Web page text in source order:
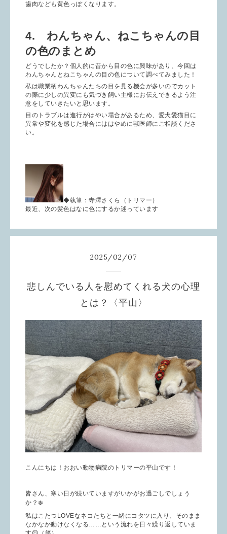
歯肉なども黄色っぽくなります。
4. わんちゃん、ねこちゃんの目
の色のまとめ
どうでしたか？個人的に昔から目の色に興味があり、今回は
わんちゃんとねこちゃんの目の色について調べてみました！
私は職業柄わんちゃんたちの目を見る機会が多いのでカット
の際に少しの異変にも気づき飼い主様にお伝えできるよう注
意をしていきたいと思います。
目のトラブルは進行がはやい場合があるため、愛犬愛猫目に
異常や変化を感じた場合にははやめに獣医師にご相談くださ
い。
◆執筆：寺澤さくら（トリマー）
最近、次の髪色はなに色にするか迷っています
2025/02/07
悲しんでいる人を慰めてくれる犬の心理
とは？〈平山〉
こんにちは！おおい動物病院のトリマーの平山です！
皆さん、寒い日が続いていますがいかがお過ごしでしょう
か？❄️
私はこたつLOVEなネコたちと一緒にコタツに入り、そのまま
なかなか動けなくなる……という流れを日々繰り返していま